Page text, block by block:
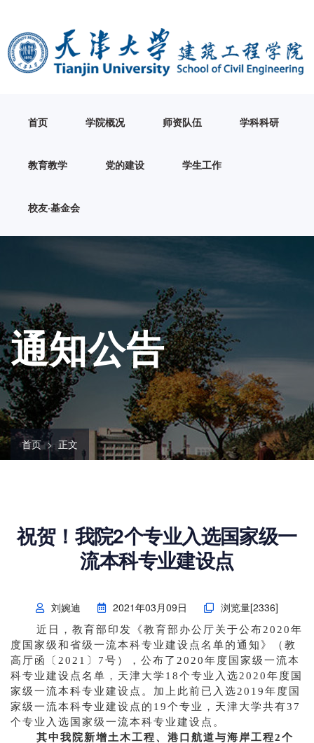
首页 学院概况 师资队伍 学科科研
教育教学 党的建设 学生工作
校友·基金会
通知公告
首页 正文
祝贺！我院2个专业入选国家级一
流本科专业建设点
刘婉迪 2021年03月09日 浏览量[2336]
近日，教育部印发《教育部办公厅关于公布2020年
度国家级和省级一流本科专业建设点名单的通知》（教
高厅函〔2021〕7号），公布了2020年度国家级一流本
科专业建设点名单，天津大学18个专业入选2020年度国
家级一流本科专业建设点。加上此前已入选2019年度国
家级一流本科专业建设点的19个专业，天津大学共有37
个专业入选国家级一流本科专业建设点。
其中我院新增土木工程、港口航道与海岸工程2个